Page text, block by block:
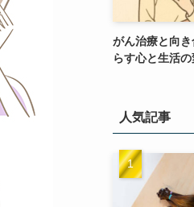
がん治療と向
らす心と生活
人気記事